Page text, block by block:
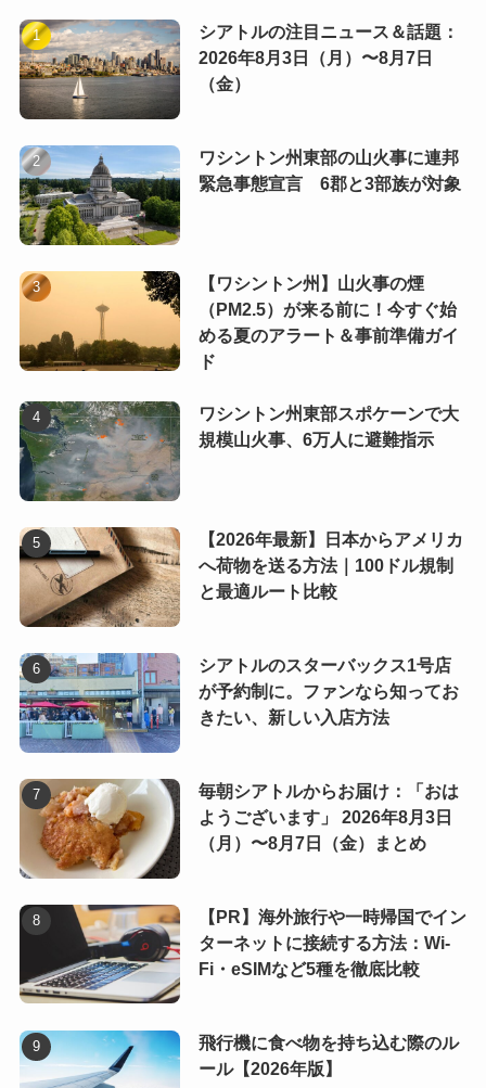
シアトルの注目ニュース＆話題：
2026年8月3日（月）〜8月7日
（金）
ワシントン州東部の山火事に連邦
緊急事態宣言 6郡と3部族が対象
【ワシントン州】山火事の煙
（PM2.5）が来る前に！今すぐ始
める夏のアラート＆事前準備ガイ
ド
ワシントン州東部スポケーンで大
規模山火事、6万人に避難指示
【2026年最新】日本からアメリカ
へ荷物を送る方法｜100ドル規制
と最適ルート比較
シアトルのスターバックス1号店
が予約制に。ファンなら知ってお
きたい、新しい入店方法
毎朝シアトルからお届け：「おは
ようございます」 2026年8月3日
（月）〜8月7日（金）まとめ
【PR】海外旅行や一時帰国でイン
ターネットに接続する方法：Wi-
Fi・eSIMなど5種を徹底比較
飛行機に食べ物を持ち込む際のル
ール【2026年版】